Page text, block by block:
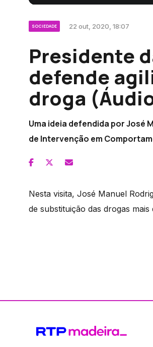
SOCIEDADE 22 out, 2020, 18:07
Presidente
defende
droga
Uma ideia defendida por José
de Intervenção em
Nesta visita, José Manuel
de substituição das drogas mais